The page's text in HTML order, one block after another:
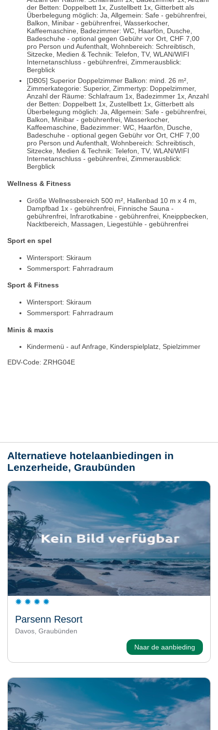
der Betten: Doppelbett 1x, Zustellbett 1x, Gitterbett als
Überbelegung möglich: Ja, Allgemein: Safe - gebührenfrei,
Balkon, Minibar - gebührenfrei, Wasserkocher,
Kaffeemaschine, Badezimmer: WC, Haarfön, Dusche,
Badeschuhe - optional gegen Gebühr vor Ort, CHF 7,00
pro Person und Aufenthalt, Wohnbereich: Schreibtisch,
Sitzecke, Medien & Technik: Telefon, TV, WLAN/WIFI
Internetanschluss - gebührenfrei, Zimmerausblick:
Bergblick
[DB05] Superior Doppelzimmer Balkon: mind. 26 m²,
Zimmerkategorie: Superior, Zimmertyp: Doppelzimmer,
Anzahl der Räume: Schlafraum 1x, Badezimmer 1x, Anzahl
der Betten: Doppelbett 1x, Zustellbett 1x, Gitterbett als
Überbelegung möglich: Ja, Allgemein: Safe - gebührenfrei,
Balkon, Minibar - gebührenfrei, Wasserkocher,
Kaffeemaschine, Badezimmer: WC, Haarfön, Dusche,
Badeschuhe - optional gegen Gebühr vor Ort, CHF 7,00
pro Person und Aufenthalt, Wohnbereich: Schreibtisch,
Sitzecke, Medien & Technik: Telefon, TV, WLAN/WIFI
Internetanschluss - gebührenfrei, Zimmerausblick:
Bergblick
Wellness & Fitness
Größe Wellnessbereich 500 m², Hallenbad 10 m x 4 m,
Dampfbad 1x - gebührenfrei, Finnische Sauna -
gebührenfrei, Infrarotkabine - gebührenfrei, Kneippbecken,
Nacktbereich, Massagen, Liegestühle - gebührenfrei
Sport en spel
Wintersport: Skiraum
Sommersport: Fahrradraum
Sport & Fitness
Wintersport: Skiraum
Sommersport: Fahrradraum
Minis & maxis
Kindermenü - auf Anfrage, Kinderspielplatz, Spielzimmer
EDV-Code: ZRHG04E
Alternatieve hotelaanbiedingen in
Lenzerheide, Graubünden
Parsenn Resort
Davos, Graubünden
Naar de aanbieding